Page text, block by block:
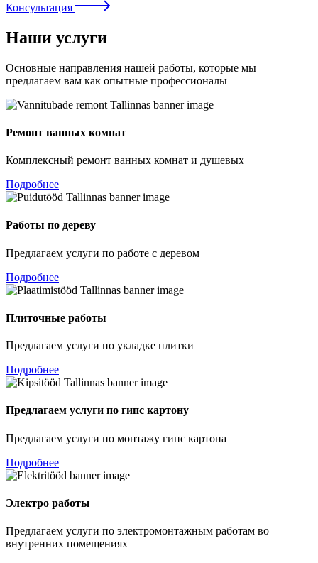
Консультация
Наши услуги
Основные направления нашей работы, которые мы
предлагаем вам как опытные профессионалы
Ремонт ванных комнат
Комплексный ремонт ванных комнат и душевых
Подробнее
Работы по дереву
Предлагаем услуги по работе с деревом
Подробнее
Плиточные работы
Предлагаем услуги по укладке плитки
Подробнее
Предлагаем услуги по гипс картону
Предлагаем услуги по монтажу гипс картона
Подробнее
Электро работы
Предлагаем услуги по электромонтажным работам во
внутренних помещениях